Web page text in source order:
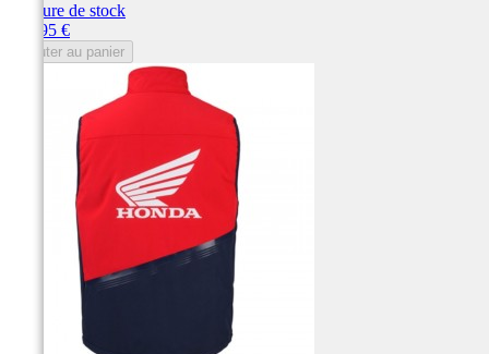
Rupture de stock
119,95 €
Ajouter au panier